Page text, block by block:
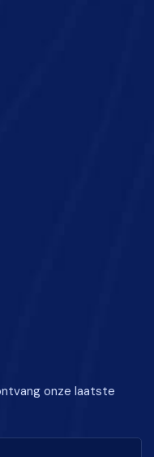
onze laatste